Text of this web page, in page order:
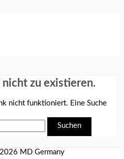
nicht zu existieren.
nicht funktioniert. Eine Suche
MD Germany